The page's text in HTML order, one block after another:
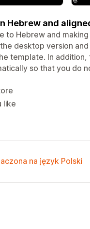
Hebrew and
to Hebrew and
desktop version
template. In
so that you do
like
na język Polski